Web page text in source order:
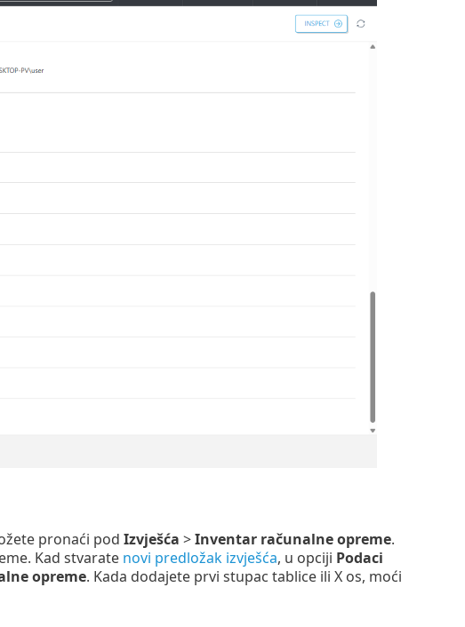
pronaći pod Izvješća >Inventar računalne opreme.
Kad stvarate novi predložak izvješća, u opciji Podaci
opreme. Kada dodajete prvi stupac tablice ili X os, moći